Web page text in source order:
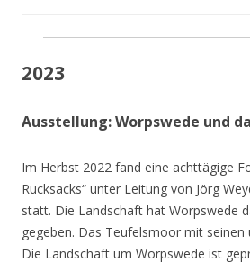
2023
Ausstellung: Worpswede und
Im Herbst 2022 fand eine achttägige
Rucksacks“ unter Leitung von Jörg
statt. Die Landschaft hat Worpswede
gegeben. Das Teufelsmoor mit seinen
Die Landschaft um Worpswede ist